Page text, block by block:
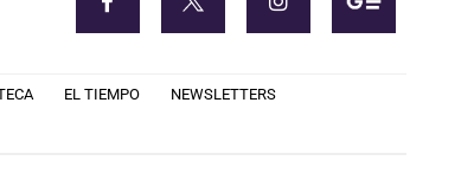
EL TIEMPO NEWSLETTERS